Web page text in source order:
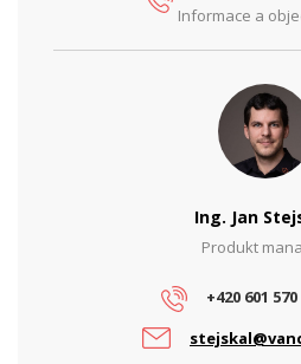
PARAMETRY ETHERNET
10/100/
17
Informace a
Ing. Jan
Produkt
+420 601 570